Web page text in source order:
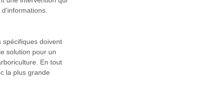
spécifiques doivent
solution pour un
En tout
la plus grande